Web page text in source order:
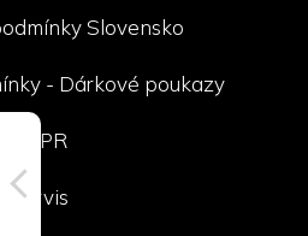
Slovensko
- Dárkové poukazy
GDPR
Servis